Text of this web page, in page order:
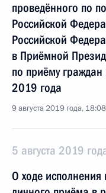
проведённого по
Российской
Российской
в Приёмной
по приёму
2019 года
9 августа 2019 года, 18:08
5 августа 2019
О ходе исполнения